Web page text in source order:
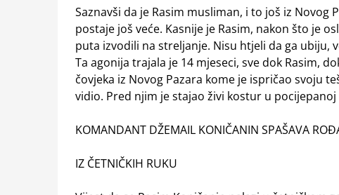
Saznavši da je Rasim musliman, i to još iz
postaje još veće. Kasnije je Rasim, nakon što je
puta izvodili na streljanje. Nisu htjeli da ga ubiju,
Ta agonija trajala je 14 mjeseci, sve dok Rasim,
čovjeka iz Novog Pazara kome je ispričao svoju
vidio. Pred njim je stajao živi kostur u
KOMANDANT DŽEMAIL KONIČANIN SPAŠAVA
IZ ČETNIČKIH RUKU